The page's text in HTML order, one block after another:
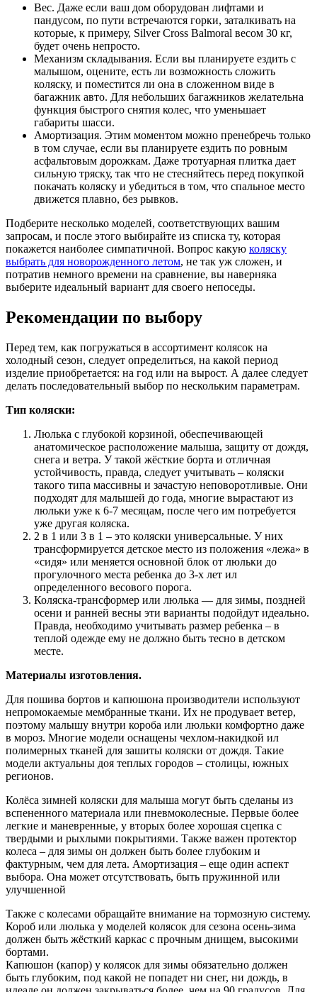
Вес. Даже если ваш дом оборудован лифтами и
пандусом, по пути встречаются горки, заталкивать на
которые, к примеру, Silver Cross Balmoral весом 30 кг,
будет очень непросто.
Механизм складывания. Если вы планируете ездить с
малышом, оцените, есть ли возможность сложить
коляску, и поместится ли она в сложенном виде в
багажник авто. Для небольших багажников желательна
функция быстрого снятия колес, что уменьшает
габариты шасси.
Амортизация. Этим моментом можно пренебречь только
в том случае, если вы планируете ездить по ровным
асфальтовым дорожкам. Даже тротуарная плитка дает
сильную тряску, так что не стесняйтесь перед покупкой
покачать коляску и убедиться в том, что спальное место
движется плавно, без рывков.
Подберите несколько моделей, соответствующих вашим
запросам, и после этого выбирайте из списка ту, которая
покажется наиболее симпатичной. Вопрос какую коляску
выбрать для новорожденного летом, не так уж сложен, и
потратив немного времени на сравнение, вы наверняка
выберите идеальный вариант для своего непоседы.
Рекомендации по выбору
Перед тем, как погружаться в ассортимент колясок на
холодный сезон, следует определиться, на какой период
изделие приобретается: на год или на вырост. А далее следует
делать последовательный выбор по нескольким параметрам.
Тип коляски:
Люлька с глубокой корзиной, обеспечивающей
анатомическое расположение малыша, защиту от дождя,
снега и ветра. У такой жёсткие борта и отличная
устойчивость, правда, следует учитывать – коляски
такого типа массивны и зачастую неповоротливые. Они
подходят для малышей до года, многие вырастают из
люльки уже к 6-7 месяцам, после чего им потребуется
уже другая коляска.
2 в 1 или 3 в 1 – это коляски универсальные. У них
трансформируется детское место из положения «лежа» в
«сидя» или меняется основной блок от люльки до
прогулочного места ребенка до 3-х лет ил
определенного весового порога.
Коляска-трансформер или люлька — для зимы, поздней
осени и ранней весны эти варианты подойдут идеально.
Правда, необходимо учитывать размер ребенка – в
теплой одежде ему не должно быть тесно в детском
месте.
Материалы изготовления.
Для пошива бортов и капюшона производители используют
непромокаемые мембранные ткани. Их не продувает ветер,
поэтому малышу внутри короба или люльки комфортно даже
в мороз. Многие модели оснащены чехлом-накидкой ил
полимерных тканей для зашиты коляски от дождя. Такие
модели актуальны доя теплых городов – столицы, южных
регионов.
Колёса зимней коляски для малыша могут быть сделаны из
вспененного материала или пневмоколесные. Первые более
легкие и маневренные, у вторых более хорошая сцепка с
твердыми и рыхлыми покрытиями. Также важен протектор
колеса – для зимы он должен быть более глубоким и
фактурным, чем для лета. Амортизация – еще один аспект
выбора. Она может отсутствовать, быть пружинной или
улучшенной
Также с колесами обращайте внимание на тормозную систему.
Короб или люлька у моделей колясок для сезона осень-зима
должен быть жёсткий каркас с прочным днищем, высокими
бортами.
Капюшон (капор) у колясок для зимы обязательно должен
быть глубоким, под какой не попадет ни снег, ни дождь, в